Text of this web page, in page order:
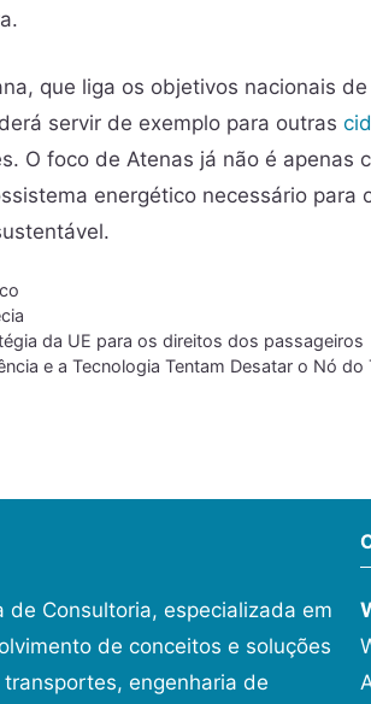
que liga os objetivos nacionais
servir de exemplo para outras
O foco de Atenas já não é apenas
energético necessário para
da UE para os direitos dos passageiros
e a Tecnologia Tentam Desatar o Nó do
de Consultoria, especializada em
de conceitos e soluções
engenharia de